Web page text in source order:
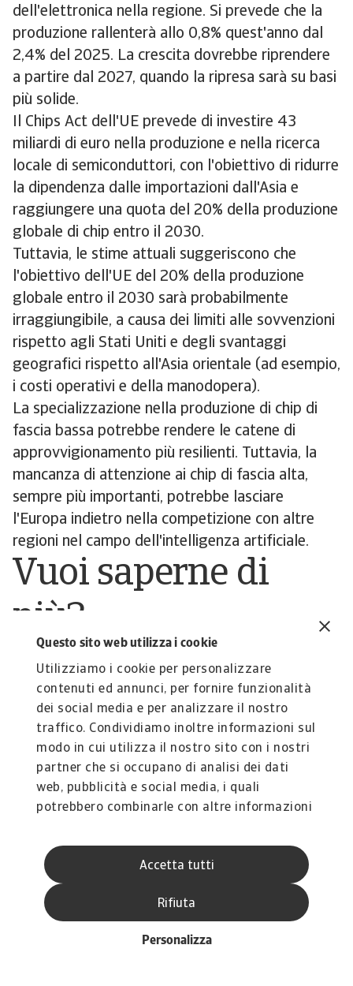
Questo sito web utilizza i cookie
Utilizziamo i cookie per personalizzare
contenuti ed annunci, per fornire funzionalità
dei social media e per analizzare il nostro
traffico. Condividiamo inoltre informazioni sul
modo in cui utilizza il nostro sito con i nostri
partner che si occupano di analisi dei dati
web, pubblicità e social media, i quali
potrebbero combinarle con altre informazioni
suo utilizzo dei loro servizi.
Accetta tutti
Personalizza
Rifiuta
dell'elettronica nella regione. Si prevede che la
produzione rallenterà allo 0,8% quest'anno dal
2,4% del 2025. La crescita dovrebbe riprendere
a partire dal 2027, quando la ripresa sarà su basi
più solide.
Il Chips Act dell'UE prevede di investire 43
miliardi di euro nella produzione e nella ricerca
locale di semiconduttori, con l'obiettivo di ridurre
la dipendenza dalle importazioni dall'Asia e
raggiungere una quota del 20% della produzione
globale di chip entro il 2030.
Tuttavia, le stime attuali suggeriscono che
l'obiettivo dell'UE del 20% della produzione
globale entro il 2030 sarà probabilmente
irraggiungibile, a causa dei limiti alle sovvenzioni
rispetto agli Stati Uniti e degli svantaggi
geografici rispetto all'Asia orientale (ad esempio,
i costi operativi e della manodopera).
La specializzazione nella produzione di chip di
fascia bassa potrebbe rendere le catene di
approvvigionamento più resilienti. Tuttavia, la
mancanza di attenzione ai chip di fascia alta,
sempre più importanti, potrebbe lasciare
l'Europa indietro nella competizione con altre
regioni nel campo dell'intelligenza artificiale.
Vuoi saperne di
più?
Scarica il rapporto completo nella sezione
"Documenti correlati" qui sotto per un'analisi
dettagliata delle sfide, delle prestazioni e dei
rischi di credito nei principali mercati
dell'elettronica e delle TIC in tutto il mondo.
Per scoprire come rafforzare la tua strategia di
rischio di credito,contattacie scopri come
possiamo aiutarti a rimanere all'avanguardia.
Documenti associati
Tendenze del settore Elettronica ICT Gennaio